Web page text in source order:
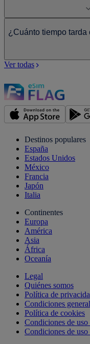
¿Cuánto tiempo tarda
Ver todas
Destinos populares
España
Estados Unidos
México
Francia
Japón
Italia
Continentes
Europa
América
Asia
África
Oceanía
Legal
Quiénes somos
Política de
Condiciones
Política de cookies
Condiciones de uso
Condiciones de